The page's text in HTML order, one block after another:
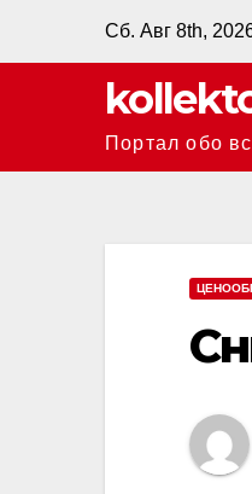
содержанию
Сб. Авг 8th,
Портал обо